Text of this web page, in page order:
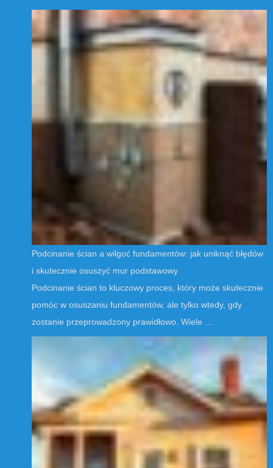
Podcinanie ścian a wilgoć fundamentów: jak uniknąć błędów
i skutecznie osuszyć mur podstawowy
Podcinanie ścian to kluczowy proces, który może skutecznie
pomóc w osuszaniu fundamentów, ale tylko wtedy, gdy
zostanie przeprowadzony prawidłowo. Wiele …